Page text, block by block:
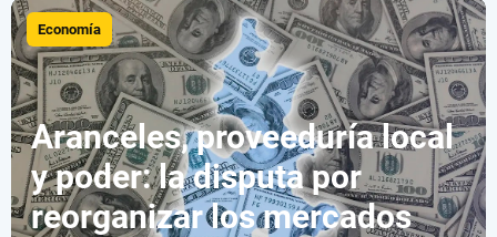
Economía
Aranceles, proveeduría local
y poder: la disputa por
reorganizar los mercados